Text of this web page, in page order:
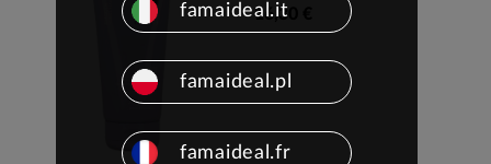
16,30 €
famaideal.it
famaideal.pl
famaideal.fr